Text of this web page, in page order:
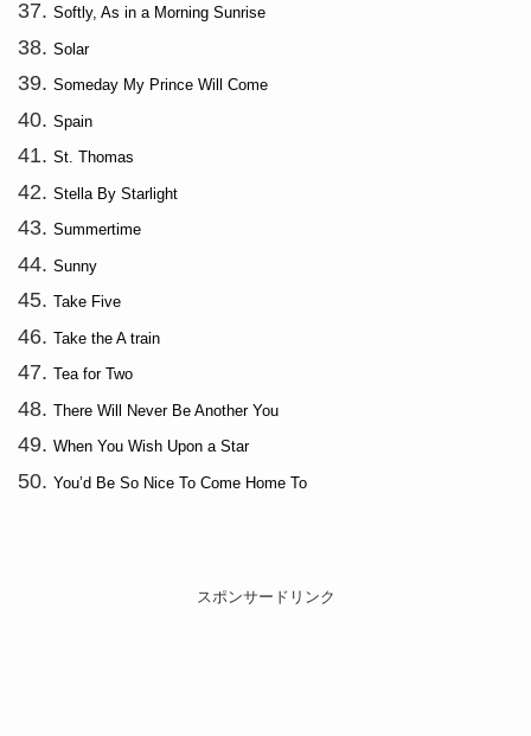
Softly, As in a Morning Sunrise
Solar
Someday My Prince Will Come
Spain
St. Thomas
Stella By Starlight
Summertime
Sunny
Take Five
Take the A train
Tea for Two
There Will Never Be Another You
When You Wish Upon a Star
You’d Be So Nice To Come Home To
スポンサードリンク